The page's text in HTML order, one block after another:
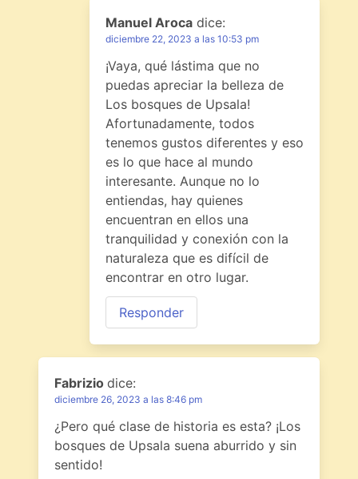
Manuel Aroca dice:
diciembre 22, 2023 a las 10:53 pm
¡Vaya, qué lástima que no
puedas apreciar la belleza de
Los bosques de Upsala!
Afortunadamente, todos
tenemos gustos diferentes y eso
es lo que hace al mundo
interesante. Aunque no lo
entiendas, hay quienes
encuentran en ellos una
tranquilidad y conexión con la
naturaleza que es difícil de
encontrar en otro lugar.
Responder
Fabrizio dice:
diciembre 26, 2023 a las 8:46 pm
¿Pero qué clase de historia es esta? ¡Los
bosques de Upsala suena aburrido y sin
sentido!